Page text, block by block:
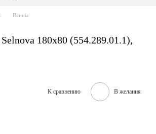
Ванны
180x80 (554.289.01.1),
К сравнению В желания